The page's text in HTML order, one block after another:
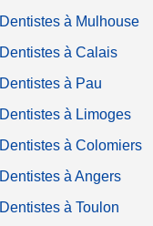
Dentistes à Mulhouse
Dentistes à Calais
Dentistes à Pau
Dentistes à Limoges
Dentistes à Colomiers
Dentistes à Angers
Dentistes à Toulon